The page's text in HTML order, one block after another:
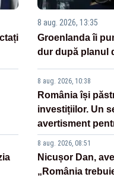
8 aug. 2026, 13:35
Groenlanda îi
dur după planul
8 aug. 2026, 10:38
România își
investițiilor. Un
avertisment
8 aug. 2026, 08:51
Nicușor Dan,
„România